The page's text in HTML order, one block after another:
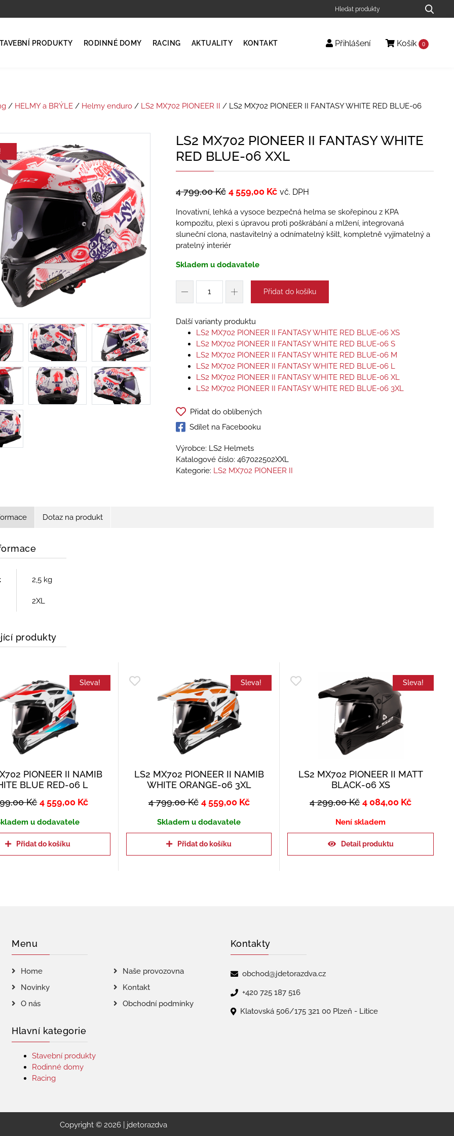
PRODUKTY RODINNÉ DOMY RACING AKTUALITY KONTAKT Přihlášení Košík 0
/ HELMY a BRÝLE/ Helmy enduro/ LS2 MX702 PIONEER II / LS2 MX702 PIONEER II FANTASY WHITE RED BLUE-06
LS2 MX702 PIONEER II FANTASY WHITE
RED BLUE-06 XXL
4 799,00Kč 4 559,00 Kč vč. DPH
Inovativní, lehká a vysoce bezpečná helma se skořepinou z KPA
kompozitu, plexi s úpravou proti poškrábání a mlžení, integrovaná
sluneční clona, nastavitelný a odnímatelný kšilt, kompletně vyjímatelný a
pratelný interiér
Skladem u dodavatele
Přidat do košíku
Další varianty produktu
LS2 MX702 PIONEER II FANTASY WHITE RED BLUE-06 XS
LS2 MX702 PIONEER II FANTASY WHITE RED BLUE-06 S
LS2 MX702 PIONEER II FANTASY WHITE RED BLUE-06 M
LS2 MX702 PIONEER II FANTASY WHITE RED BLUE-06 L
LS2 MX702 PIONEER II FANTASY WHITE RED BLUE-06 XL
LS2 MX702 PIONEER II FANTASY WHITE RED BLUE-06 3XL
Přidat do oblíbených
Sdílet na Facebooku
Výrobce: LS2 Helmets
Katalogové číslo: 467022502XXL
Kategorie: LS2 MX702 PIONEER II
Dotaz na produkt
2,5 kg
2XL
produkty
Sleva!
PIONEER II NAMIB
BLUE RED-06 L
Kč 4 559,00 Kč
u dodavatele
Přidat do košíku
Sleva!
LS2 MX702 PIONEER II NAMIB
WHITE ORANGE-06 3XL
4 799,00Kč 4 559,00 Kč
Skladem u dodavatele
Přidat do košíku
Sleva!
LS2 MX702 PIONEER II MATT
BLACK-06 XS
4 299,00Kč 4 084,00 Kč
Není skladem
Detail produktu
Menu
Home
Naše provozovna
Novinky
Kontakt
O nás
Obchodní podmínky
Hlavní kategorie
Stavební produkty
Rodinné domy
Racing
Kontakty
obchod@jdetorazdva.cz
+420 725 187 516
Klatovská 506/175 321 00 Plzeň - Litice
Copyright © 2026 | jdetorazdva